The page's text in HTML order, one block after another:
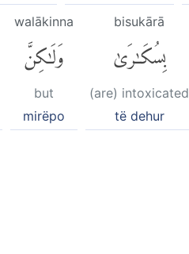
bisukārā
بِسُكَٰرَىٰ
(are) intoxicated
të dehur
walākinna
وَلَٰكِنَّ
but
mirëpo